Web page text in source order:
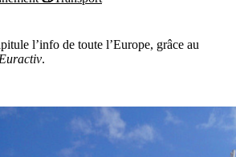
l’info de toute l’Europe, grâce au
Euractiv.